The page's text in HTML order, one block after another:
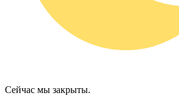
Сейчас мы закрыты.